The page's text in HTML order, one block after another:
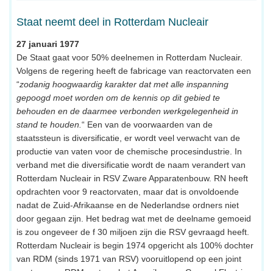
Staat neemt deel in Rotterdam Nucleair
27 januari 1977
De Staat gaat voor 50% deelnemen in Rotterdam Nucleair.
Volgens de regering heeft de fabricage van reactorvaten een
“zodanig hoogwaardig karakter dat met alle inspanning
gepoogd moet worden om de kennis op dit gebied te
behouden en de daarmee verbonden werkgelegenheid in
stand te houden.“ Een van de voorwaarden van de
staatssteun is diversificatie, er wordt veel verwacht van de
productie van vaten voor de chemische procesindustrie. In
verband met die diversificatie wordt de naam verandert van
Rotterdam Nucleair in RSV Zware Apparatenbouw. RN heeft
opdrachten voor 9 reactorvaten, maar dat is onvoldoende
nadat de Zuid-Afrikaanse en de Nederlandse ordners niet
door gegaan zijn. Het bedrag wat met de deelname gemoeid
is zou ongeveer de f 30 miljoen zijn die RSV gevraagd heeft.
Rotterdam Nucleair is begin 1974 opgericht als 100% dochter
van RDM (sinds 1971 van RSV) vooruitlopend op een joint